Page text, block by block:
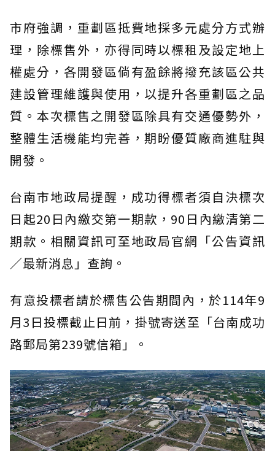
市府強調，重劃區抵費地採多元處分方式辦
理，除標售外，亦得同時以標租及設定地上
權處分，各開發區倘有盈餘將撥充該區公共
建設管理維護與使用，以提升各重劃區之品
質。本次標售之開發區除具有交通優勢外，
整體生活機能均完善，期盼優質廠商進駐與
開發。
台南市地政局提醒，成功得標者須自決標次
日起20日內繳交第一期款，90日內繳清第二
期款。相關資訊可至地政局官網「公告資訊
／最新消息」查詢。
有意投標者請於標售公告期間內，於114年9
月3日投標截止日前，掛號寄送至「台南成功
路郵局第239號信箱」。